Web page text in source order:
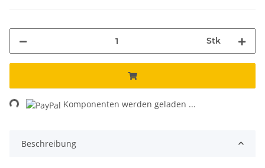
Stk
Komponenten werden geladen ...
Beschreibung